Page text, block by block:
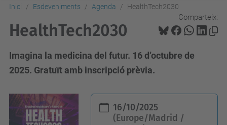
Inici Esdeveniments Agenda HealthTech2030
Comparteix:
HealthTech2030
Imagina la medicina del futur. 16 d’octubre de
2025. Gratuït amb inscripció prèvia.
16/10/2025
(Europe/Madrid /